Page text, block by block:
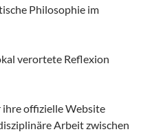
Philosophie im
verortete Reflexion
ihre offizielle Website
Arbeit zwischen